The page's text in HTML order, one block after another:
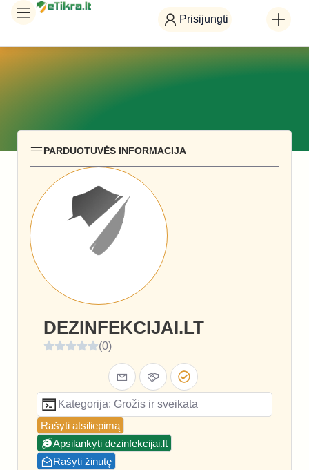
Prisijungti
PARDUOTUVĖS INFORMACIJA
DEZINFEKCIJAI.LT
(0)
Kategorija: Grožis ir sveikata
Rašyti atsiliepimą
Apsilankyti dezinfekcijai.lt
Rašyti žinutę